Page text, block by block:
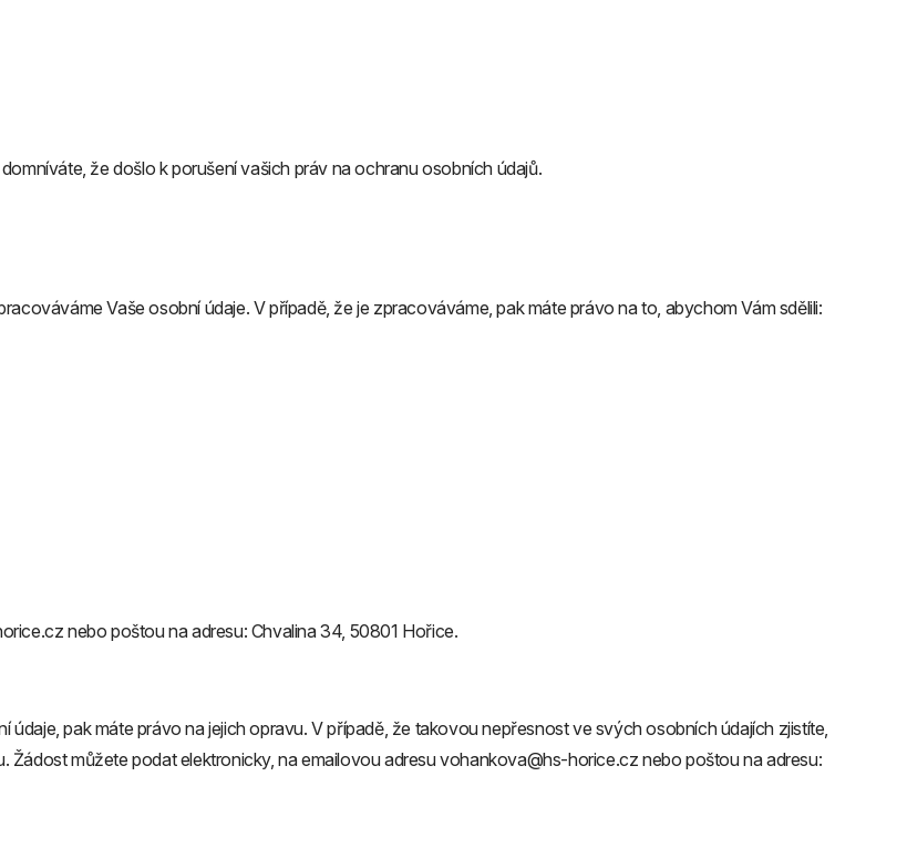
že došlo k porušení vašich práv na ochranu osobních údajů.
Vaše osobní údaje. V případě, že je zpracováváme, pak máte právo na to, abychom Vám sdělili:
nebo poštou na adresu: Chvalina 34, 50801 Hořice.
pak máte právo na jejich opravu. V případě, že takovou nepřesnost ve svých osobních údajích zjistíte,
můžete podat elektronicky, na emailovou adresu vohankova@hs-horice.cz nebo poštou na adresu: